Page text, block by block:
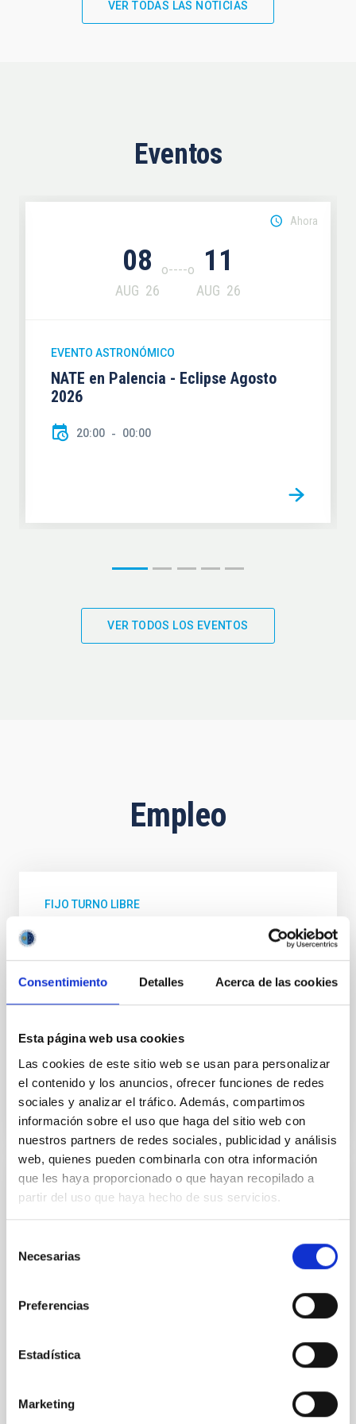
Consentimiento Detalles Acerca de las cookies
Esta página web usa cookies
Las cookies de este sitio web se usan para personalizar
el contenido y los anuncios, ofrecer funciones de redes
sociales y analizar el tráfico. Además, compartimos
información sobre el uso que haga del sitio web con
nuestros partners de redes sociales, publicidad y análisis
web, quienes pueden combinarla con otra información
que les haya proporcionado o que hayan recopilado a
partir del uso que haya hecho de sus servicios.
Necesarias
Preferencias
Estadística
Marketing
VER TODAS LAS NOTICIAS
Eventos
08
AUG 26
11
AUG 26
Ahora
EVENTO ASTRONÓMICO
NATE en Palencia - Eclipse Agosto
2026
20:00 00:00
VER TODOS LOS EVENTOS
Empleo
FIJO TURNO LIBRE
UN CONTRATO - TÉCNICO/A DE TALLER -
LABORAL - PS-2026-032
categoría profesional de Técnico/a de Taller, acogido
FIJO TURNO LIBRE
UN CONTRATO - TÉCNICO/A
OBSERVATORIOS (ORM-LA PALMA) - FIJO
Se convoca proceso selectivo para el ingreso, como
General, acogido a Convenio y que tendrá